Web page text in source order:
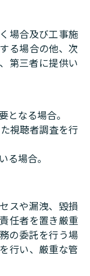
場合及び工事施
る場合の他、次
第三者に提供い
なる場合。
視聴者調査を行
場合。
スや漏洩、毀損
任者を置き厳重
の委託を行う場
行い、厳重な管